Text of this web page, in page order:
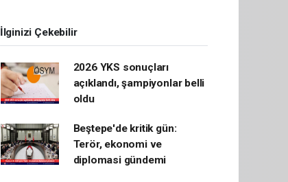
İlginizi Çekebilir
2026 YKS sonuçları
açıklandı, şampiyonlar belli
oldu
Beştepe'de kritik gün:
Terör, ekonomi ve
diplomasi gündemi